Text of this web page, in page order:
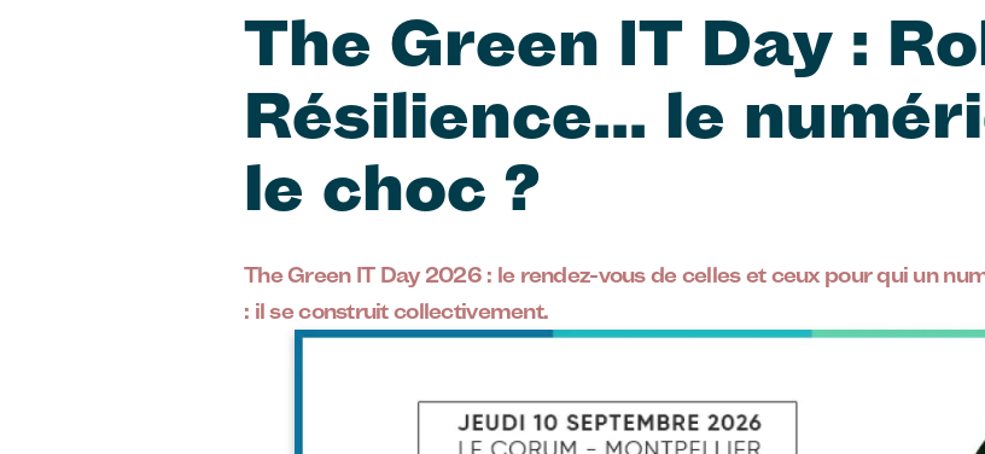
The Green IT Day :
Résilience... le
le choc ?
The Green IT Day 2026 : le rendez-vous de celles et ceux pour qui un
: il se construit collectivement.
Image